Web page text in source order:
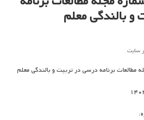
بالندگی معلم
سایت
مطالعات برنامه درسی در تربیت و بالندگی معلم